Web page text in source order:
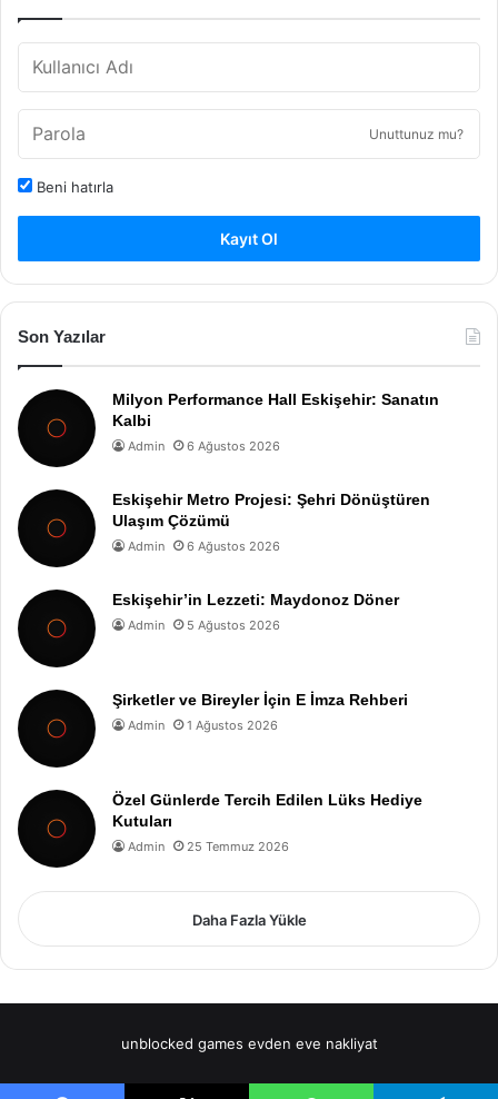
Unuttunuz mu?
Beni hatırla
Kayıt Ol
Son Yazılar
Milyon Performance Hall Eskişehir: Sanatın
Kalbi
Admin 6 Ağustos 2026
Eskişehir Metro Projesi: Şehri Dönüştüren
Ulaşım Çözümü
Admin 6 Ağustos 2026
Eskişehir’in Lezzeti: Maydonoz Döner
Admin 5 Ağustos 2026
Şirketler ve Bireyler İçin E İmza Rehberi
Admin 1 Ağustos 2026
Özel Günlerde Tercih Edilen Lüks Hediye
Kutuları
Admin 25 Temmuz 2026
Daha Fazla Yükle
unblocked games evden eve nakliyat